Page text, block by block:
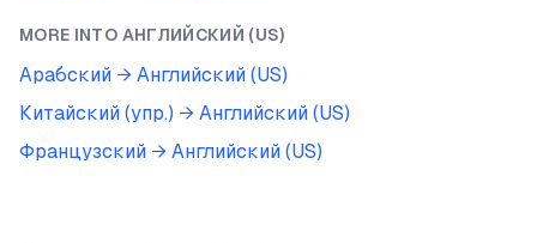
MORE INTO АНГЛИЙСКИЙ (US)
Арабский → Английский (US)
Китайский (упр.) → Английский (US)
Французский → Английский (US)